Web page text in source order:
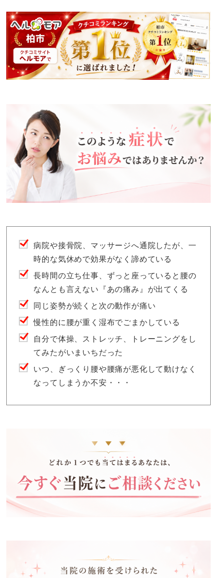
病院や接骨院、マッサージへ通院したが、一
時的な気休めで効果がなく諦めている
長時間の立ち仕事、ずっと座っていると腰の
なんとも言えない『あの痛み』が出てくる
同じ姿勢が続くと次の動作が痛い
慢性的に腰が重く湿布でごまかしている
自分で体操、ストレッチ、トレーニングをし
てみたがいまいちだった
いつ、ぎっくり腰や腰痛が悪化して動けなく
なってしまうか不安・・・